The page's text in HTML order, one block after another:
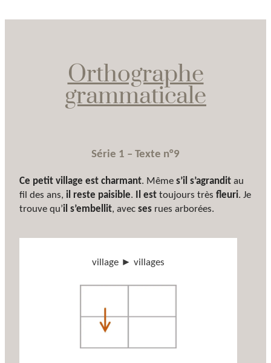
Orthographe
grammaticale
Série 1 – Texte n°9
Ce petit village est charmant. Même s’il s’agrandit au
fil des ans, il reste paisible. Il est toujours très fleuri. Je
trouve qu’il s’embellit, avec ses rues arborées.
village ► villages